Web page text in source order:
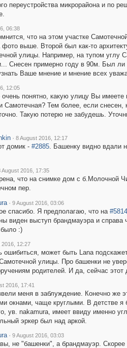
переустройства микрорайона и по
06:38
что на этом участке
выше. Второй был как-то
улицы. Например, на тупом углу
Снесен примерно году в 90м. Был
Ваше мнение и мнение всех
12:05
понятно, какую улицу Вы
Самотечная? Тем более, если
Такую потерю не забудешь.
· 8 August 2016, 12:17
домик - #2885. Башенку видно вдали
August 2016, 17:35
что на снимке дом с б.Молочной
пер.
· 9 August 2016, 03:06
спасибо. Я предполагаю, что на
виден выступ брандмауэра и справа
:)
2016, 12:27
ошибиться, может быть Lana
улицы. Про башенки не
родителей. И да, сейчас этот
2016, 17:41
меня в заблуждение. Конечно же
окнами, чаще круглыми. В детстве
ув. nakamura, имеет ввиду именно
эркер был над аркой.
· 9 August 2016, 03:03
не "башенки", а брандмауэр.